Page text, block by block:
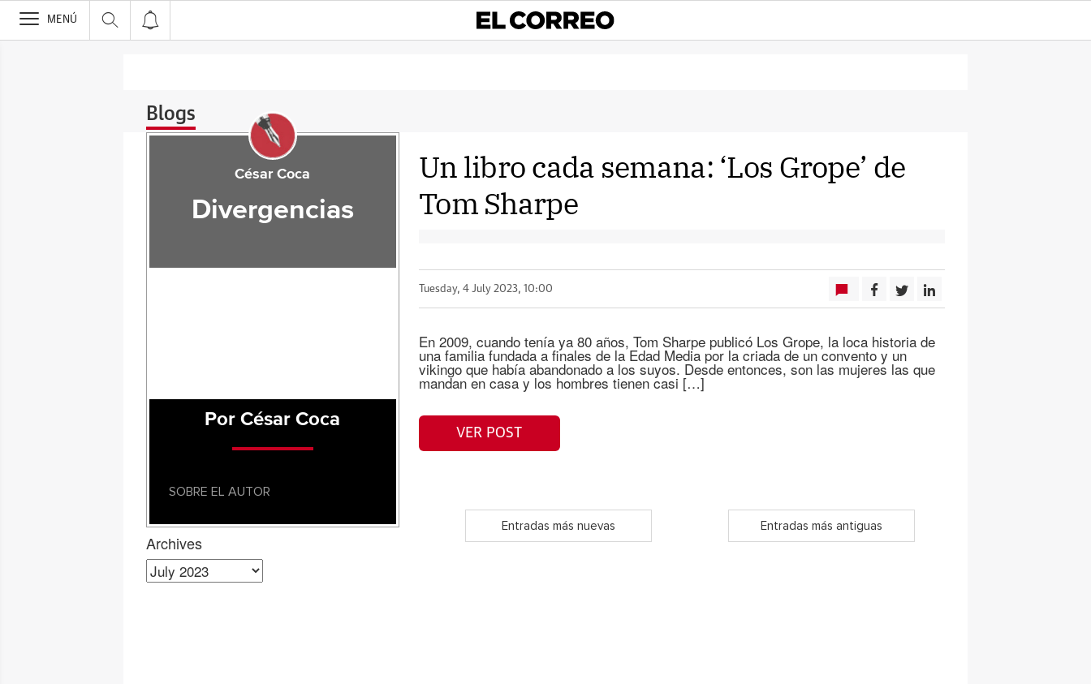
>
MENÚ
Blogs
Un libro cada semana: ‘Los Grope’ de
Tom Sharpe
Tuesday, 4 July 2023, 10:00
En 2009, cuando tenía ya 80 años, Tom Sharpe publicó Los Grope, la loca historia de
una familia fundada a finales de la Edad Media por la criada de un convento y un
vikingo que había abandonado a los suyos. Desde entonces, son las mujeres las que
mandan en casa y los hombres tienen casi […]
VER POST
Entradas más nuevas Entradas más antiguas
César Coca
Divergencias
Por César Coca
SOBRE EL AUTOR
Archives
Archives